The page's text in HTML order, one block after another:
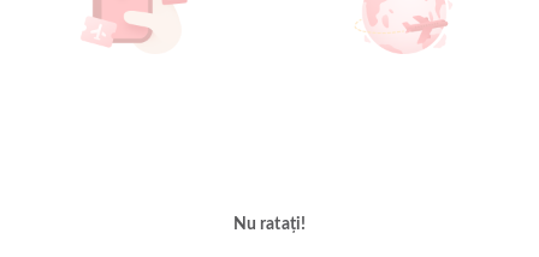
Nu ratați!